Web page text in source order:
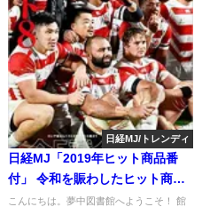
日経MJ/トレンディ
日経MJ「2019年ヒット商品番
付」 令和を賑わしたヒット商品
ずらり
こんにちは。夢中図書館へようこそ！ 館